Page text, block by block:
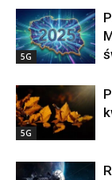
5G
5G